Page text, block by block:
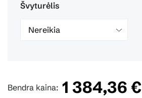
Švyturėlis
Nereikia
Bendra kaina: 1 384,36 €